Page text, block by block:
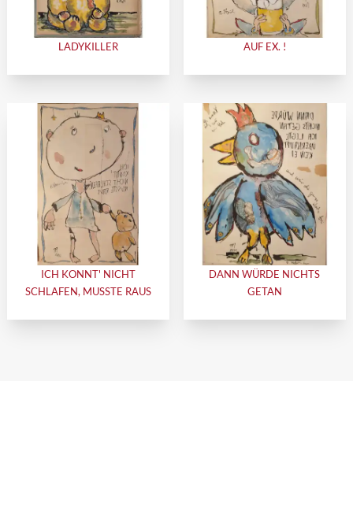
LADYKILLER AUF EX. !
ICH KONNT' NICHT
SCHLAFEN, MUSSTE RAUS
DANN WÜRDE NICHTS
GETAN